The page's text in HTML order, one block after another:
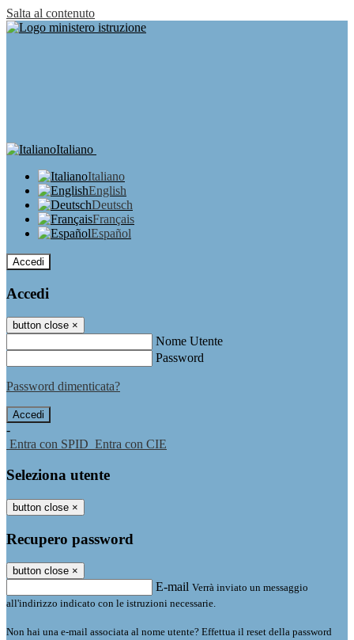
Salta al contenuto
Italiano
Italiano
English
Deutsch
Français
Español
Accedi
Accedi
button close ×
Nome Utente
Password
Password dimenticata?
-
Entra con SPID Entra con CIE
Seleziona utente
button close ×
Recupero password
button close ×
E-mail Verrà inviato un messaggio
all'indirizzo indicato con le istruzioni necessarie.
Non hai una e-mail associata al nome utente? Effettua il reset della password